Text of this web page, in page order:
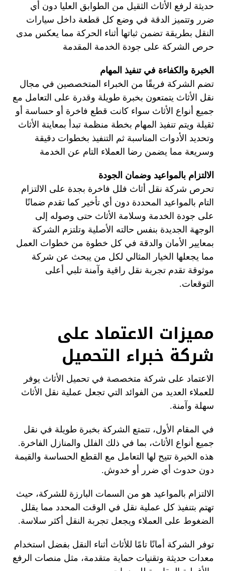
حديثة لرفع الأثاث الثقيل من الطوابق العليا دون أي
ضرر وتتميز الدقة في وضع كل قطعة داخل سيارات
النقل بطريقة تضمن ثباتها أثناء الحركة مما يعكس مدى
حرص الشركة على جودة الخدمة المقدمة
الخبرة والكفاءة في تنفيذ المهام
تضم الشركة فريقًا من الخبراء المتخصصين في مجال
نقل الأثاث يتمتعون بخبرة طويلة وقدرة على التعامل مع
جميع أنواع الأثاث سواء كانت قطع فاخرة أو حساسة أو
ثقيلة ويتم تنفيذ المهام بخطة منظمة تبدأ بمعاينة الأثاث
وتحديد الأدوات المناسبة ثم التنفيذ بخطوات دقيقة
وسريعة مما يضمن رضا العملاء التام عن الخدمة
الالتزام بالمواعيد وضمان الجودة
تحرص شركة نقل أثاث فلل فاخرة بجدة على الالتزام
التام بالمواعيد المحددة دون أي تأخير كما تقدم ضمانًا
على جودة الخدمة وسلامة الأثاث حتى وصوله إلى
الوجهة الجديدة بنفس حالته الأصلية وتلتزم الشركة
بمعايير الأمان والدقة في كل خطوة من خطوات العمل
مما يجعلها الخيار المثالي لكل من يبحث عن شركة
موثوقة تقدم تجربة نقل راقية وآمنة تلبي أعلى
التوقعات.
مميزات الاعتماد على
شركة خبراء التحميل
الاعتماد على شركة متخصصة في تحميل الأثاث يوفر
للعملاء العديد من الفوائد التي تجعل عملية نقل الأثاث
سهلة وآمنة.
في المقام الأول، تتمتع الشركة بخبرة طويلة في نقل
جميع أنواع الأثاث، بما في ذلك الفلل والمنازل الفاخرة.
هذه الخبرة تتيح لها التعامل مع القطع الحساسة والقيمة
دون حدوث أي ضرر أو خدوش.
الالتزام بالمواعيد هو من السمات البارزة للشركة، حيث
تهتم بتنفيذ كل عملية نقل في الوقت المحدد مما يقلل
الضغوط على العملاء ويجعل تجربة النقل أكثر سلاسة.
توفر الشركة أمانًا تامًا للأثاث أثناء النقل بفضل استخدام
معدات حديثة وتقنيات حماية متقدمة، مثل منصات الرفع